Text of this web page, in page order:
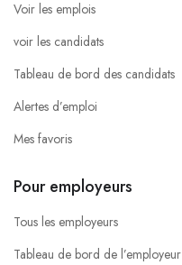
Voir les emplois
voir les candidats
Tableau de bord des candidats
Alertes d’emploi
Mes favoris
Pour employeurs
Tous les employeurs
Tableau de bord de l’employeur